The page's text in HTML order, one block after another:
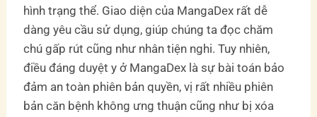
hình trạng thể. Giao diện của MangaDex rất dễ
dàng yêu cầu sử dụng, giúp chúng ta đọc chăm
chú gấp rút cũng như nhân tiện nghi. Tuy nhiên,
điều đáng duyệt y ở MangaDex là sự bài toán bảo
đảm an toàn phiên bản quyền, vị rất nhiều phiên
bản căn bệnh không ưng thuận cũng như bị xóa